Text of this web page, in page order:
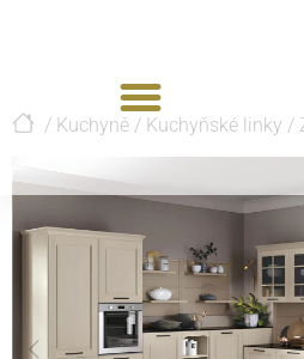
/ Kuchyně / Kuchyňské linky /